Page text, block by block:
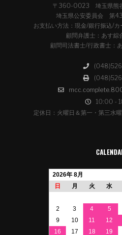
〒360-0023 埼玉県熊
埼玉県公安委員会 第
お支払い方法：現金/銀行振込/
顧問弁護士：あす綜
顧問司法書士/行政書士：
10:00 -
定休日：火曜日＆第一・第三水
2026年 8月
日
月 火 水
2
3 4 5
9
10 11 12
16
17 18 19